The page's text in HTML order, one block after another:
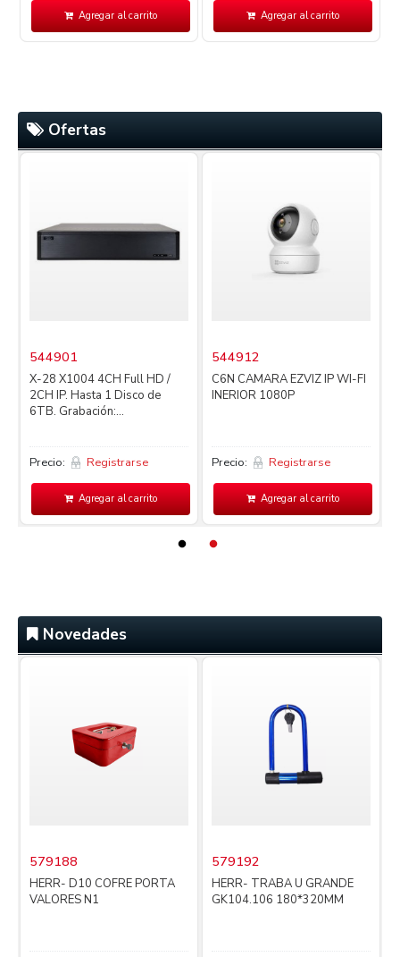
Agregar al carrito Agregar al carrito
Ofertas
544901
X-28 X1004 4CH Full HD /
2CH IP. Hasta 1 Disco de
6TB. Grabación:...
Precio: Registrarse
Agregar al carrito
544912
C6N CAMARA EZVIZ IP WI-FI
INERIOR 1080P
Precio: Registrarse
Agregar al carrito
Novedades
579188
HERR- D10 COFRE PORTA
VALORES N1
579192
HERR- TRABA U GRANDE
GK104.106 180*320MM